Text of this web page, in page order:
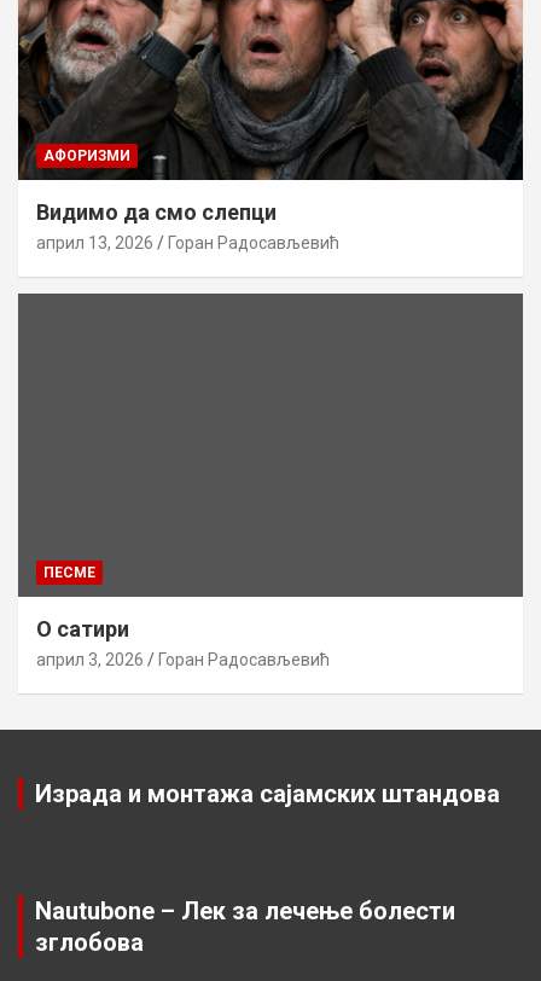
AФОРИЗМИ
Видимо да смо слепци
април 13, 2026 Горан Радосављевић
ПЕСМЕ
О сатири
април 3, 2026 Горан Радосављевић
Израда и монтажа сајамских штандова
Nautubone – Лек за лечење болести
зглобова